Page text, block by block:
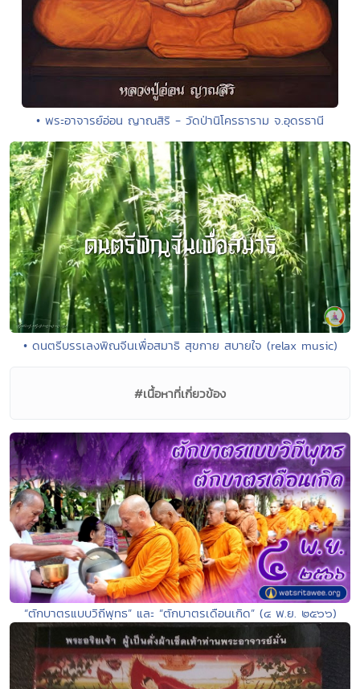
• พระอาจารย์อ่อน ญาณสิริ - วัดป่านิโครธาราม จ.อุดรธานี
• ดนตรีบรรเลงพิณจีนเพื่อสมาธิ สุขกาย สบายใจ (relax music)
#เนื้อหาที่เกี่ยวข้อง
“ตักบาตรแบบวิถีพุทธ” และ “ตักบาตรเดือนเกิด” (๔ พ.ย. ๒๕๖๖)